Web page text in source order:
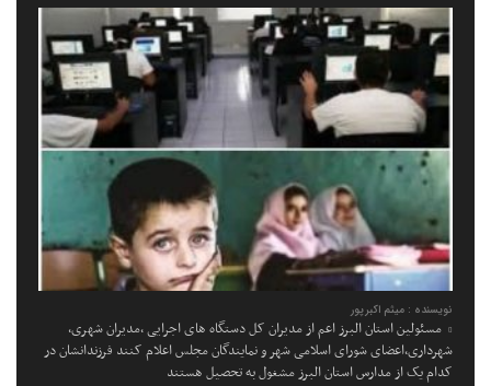
نویسنده : میثم اکبرپور
مسئولین استان البرز اعم از مدیران کل دستگاه های اجرایی ،مدیران شهری،
شهرداری،اعضای شورای اسلامی شهر و نمایندگان مجلس اعلام کنند فرزندانشان در
کدام یک از مدارس استان البرز مشغول به تحصیل هستند